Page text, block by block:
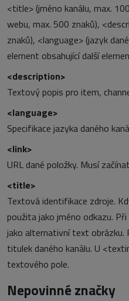
<title> (jméno kanálu, max.
webu, max. 500 znaků),
znaků), <language> (jazyk
element obsahující další
<description>
Textový popis pro item,
<language>
Specifikace jazyka daného
<link>
URL dané položky. Musí začínat
<title>
Textová identifikace zdroje.
použita jako jméno odkazu.
jako alternativní text obrázku.
titulek daného kanálu. U
textového pole.
Nepovinné značky